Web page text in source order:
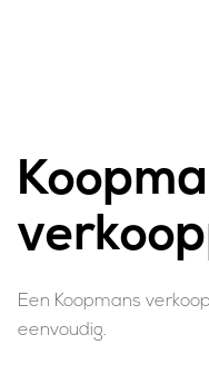
Een Koopmans
eenvoudig.